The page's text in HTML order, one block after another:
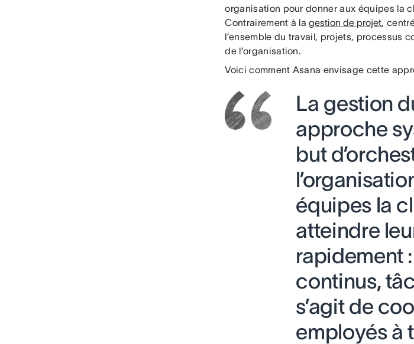
organisation pour donner aux équipes la
Contrairement à lagestion de projet,
l’ensemble du travail, projets, processus
de l’organisation.
Voici comment Asana envisage cette
La gestion
approche
but
équipes la
atteindre
rapidement
continus,
s’agit de
employés à